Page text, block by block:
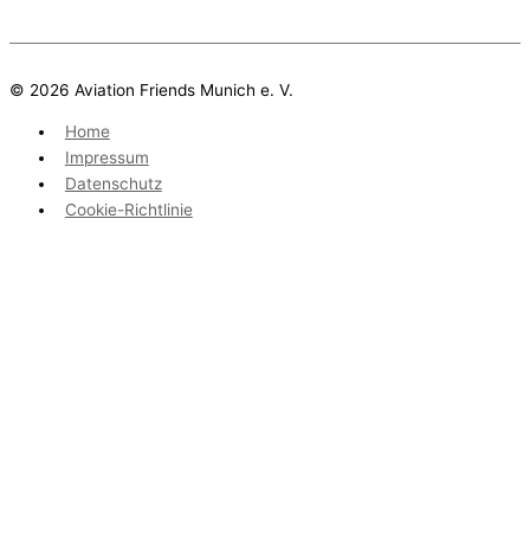
© 2026 Aviation Friends Munich e. V.
Home
Impressum
Datenschutz
Cookie-Richtlinie